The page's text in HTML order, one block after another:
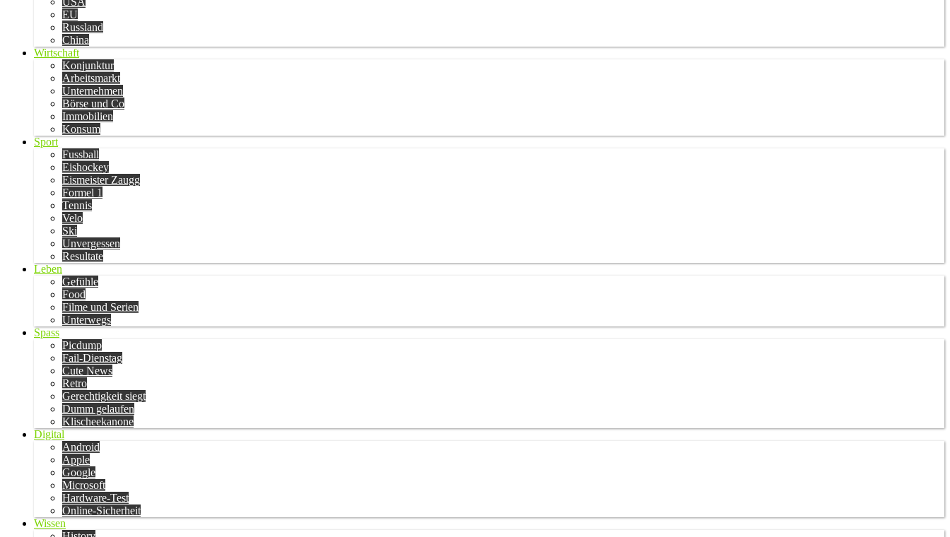
EU
Russland
China
Wirtschaft
Konjunktur
Arbeitsmarkt
Unternehmen
Börse und Co
Immobilien
Konsum
Sport
Fussball
Eishockey
Eismeister Zaugg
Formel 1
Tennis
Velo
Ski
Unvergessen
Resultate
Leben
Gefühle
Food
Filme und Serien
Unterwegs
Spass
Picdump
Fail-Dienstag
Cute News
Retro
Gerechtigkeit siegt
Dumm gelaufen
Klischeekanone
Digital
Android
Apple
Google
Microsoft
Hardware-Test
Online-Sicherheit
Wissen